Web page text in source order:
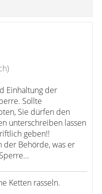
Einhaltung der
Sollte
Sie dürfen den
unterschreiben lassen
geben!!
Behörde, was er
Ketten rasseln.